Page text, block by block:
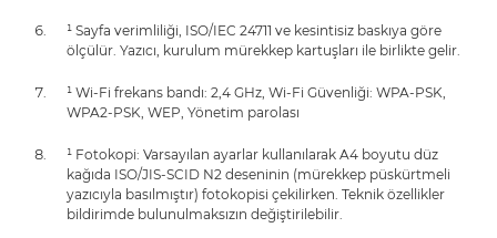
¹ Sayfa verimliliği, ISO/IEC 24711 ve kesintisiz baskıya göre
ölçülür. Yazıcı, kurulum mürekkep kartuşları ile birlikte gelir.
¹ Wi-Fi frekans bandı: 2,4 GHz, Wi-Fi Güvenliği: WPA-PSK,
WPA2-PSK, WEP, Yönetim parolası
¹ Fotokopi: Varsayılan ayarlar kullanılarak A4 boyutu düz
kağıda ISO/JIS-SCID N2 deseninin (mürekkep püskürtmeli
yazıcıyla basılmıştır) fotokopisi çekilirken. Teknik özellikler
bildirimde bulunulmaksızın değiştirilebilir.